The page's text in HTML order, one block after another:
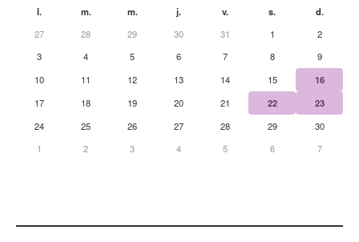
l.
m. m. j. v. s.
d.
27
28 29 30 31 1
2
3
4 5 6 7 8
9
10
11 12 13 14 15
16
17
18 19 20 21 22
23
24
25 26 27 28 29
30
1
2 3 4 5 6 7